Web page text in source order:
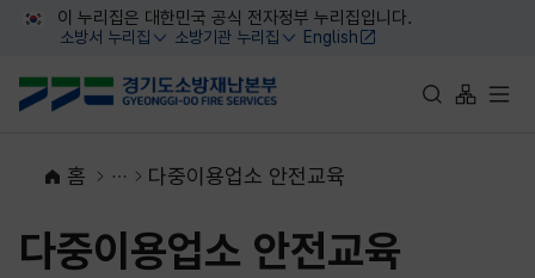
대메뉴 바로가기
본문 바로가기
이 누리집은 대한민국 공식 전자정부 누리집입니다.
소방서 누리집
열기
소방기관 누리집
열기
English
통합검색 바로가
사이트맵
전체
홈 다중이용업소 안전교육
다중이용업소 안전교육